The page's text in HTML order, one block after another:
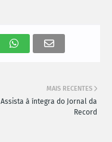
MAIS RECENTES
Assista à íntegra do Jornal da
Record